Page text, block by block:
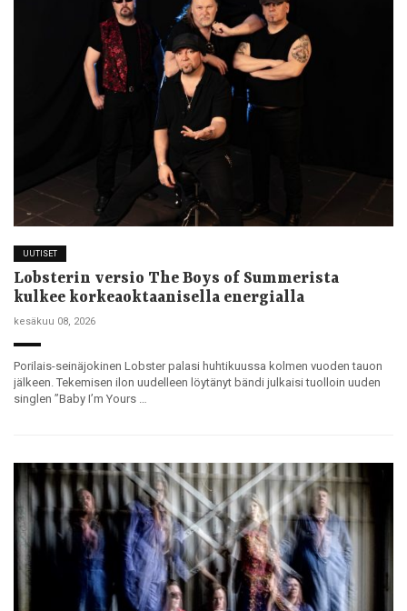
UUTISET
Lobsterin versio The Boys of Summerista
kulkee korkeaoktaanisella energialla
kesäkuu 08, 2026
Porilais-seinäjokinen Lobster palasi huhtikuussa kolmen vuoden tauon
jälkeen. Tekemisen ilon uudelleen löytänyt bändi julkaisi tuolloin uuden
singlen ”Baby I’m Yours …